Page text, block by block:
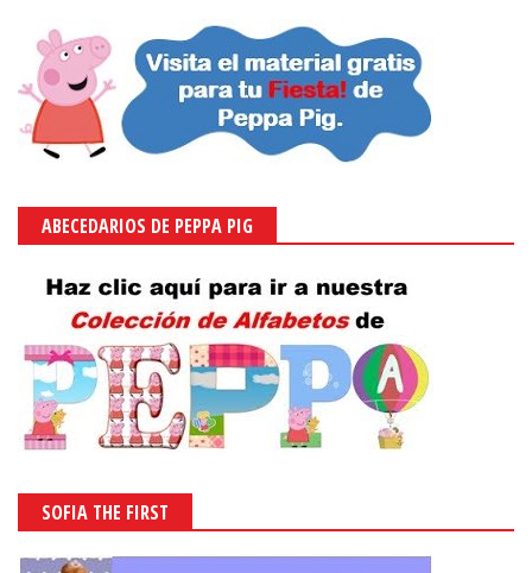
ABECEDARIOS DE PEPPA PIG
SOFIA THE FIRST